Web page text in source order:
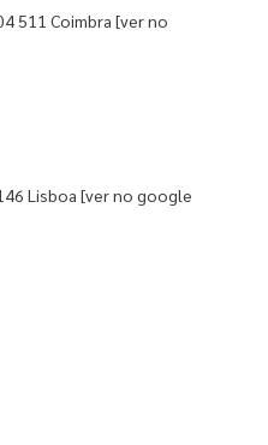
511 Coimbra[ver no
Lisboa[ver no google